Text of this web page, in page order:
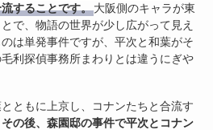
することです。大阪側のキャラが東
で、物語の世界が少し広がって見え
は単発事件ですが、平次と和葉がそ
利探偵事務所まわりとは違うにぎや
ともに上京し、コナンたちと合流す
その後、森園邸の事件で平次とコナン